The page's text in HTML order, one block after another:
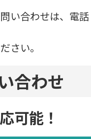
い合わせは、電
さい。
合わせ
可能！